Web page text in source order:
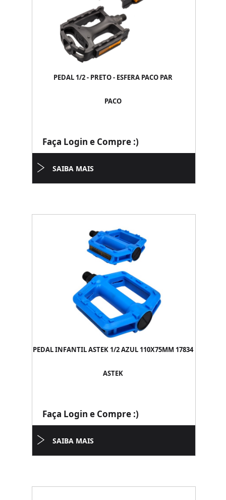
PEDAL 1/2 - PRETO - ESFERA PACO PAR
PACO
Faça Login e Compre :)
SAIBA MAIS
PEDAL INFANTIL ASTEK 1/2 AZUL 110X75MM 17834
ASTEK
Faça Login e Compre :)
SAIBA MAIS